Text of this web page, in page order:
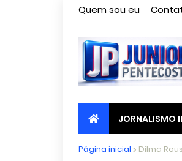
Quem sou eu
JORNALISMO
Página inicial Dilma